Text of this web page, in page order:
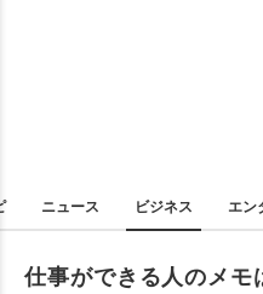
ニュース ビジネス エン
仕事ができる人のメモ